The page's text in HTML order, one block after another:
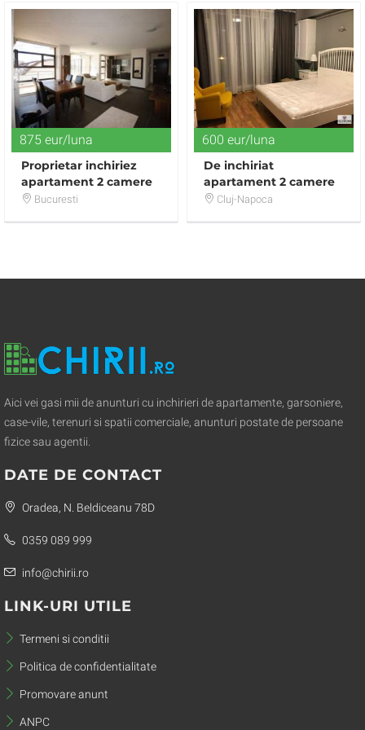
875 eur/luna
Proprietar inchiriez
apartament 2 camere
luxBucuresti
600 eur/luna
De inchiriat
apartament 2 camere
zona Centrala
Cluj-Napoca
Aici vei gasi mii de anunturi cu inchirieri de apartamente, garsoniere,
case-vile, terenuri si spatii comerciale, anunturi postate de persoane
fizice sau agentii.
DATE DE CONTACT
Oradea, N. Beldiceanu 78D
0359 089 999
info@chirii.ro
LINK-URI UTILE
Termeni si conditii
Politica de confidentialitate
Promovare anunt
ANPC